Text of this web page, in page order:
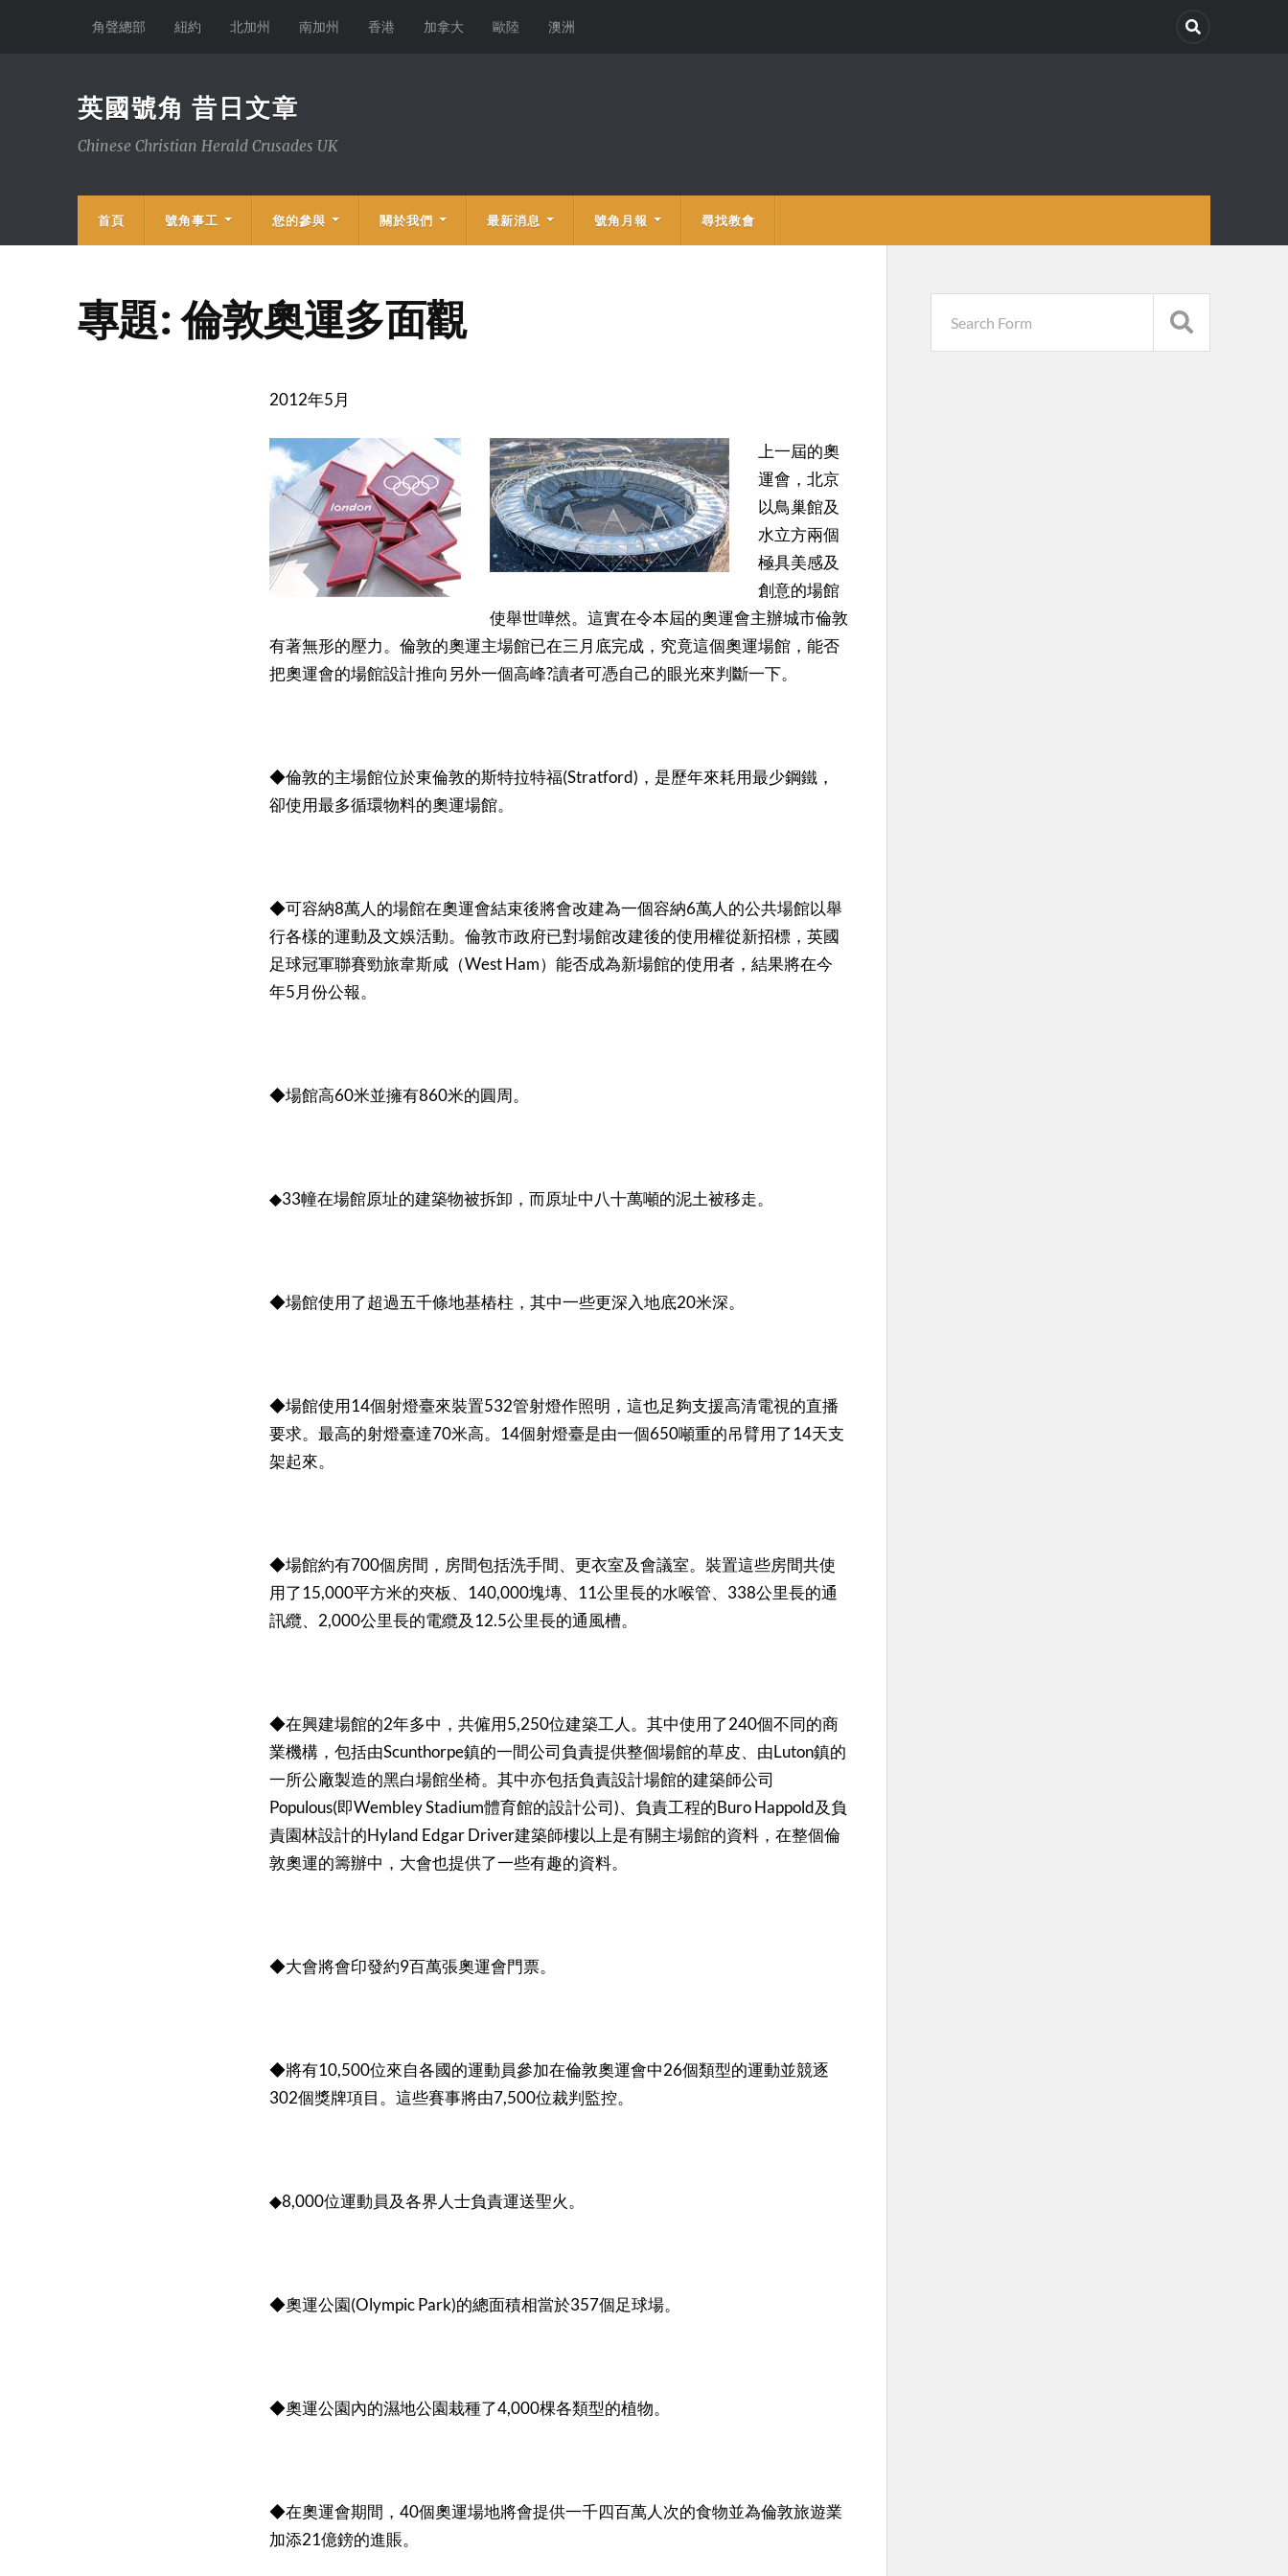
角聲總部 紐約 北加州 南加州 香港 加拿大 歐陸 澳洲
英國號角 昔日文章
Chinese Christian Herald Crusades UK
首頁 號角事工 您的參與 關於我們 最新消息 號角月報 尋找教會
專題: 倫敦奧運多面觀
2012年5月
上一屆的奧
運會，北京
以鳥巢館及
水立方兩個
極具美感及
創意的場館
使舉世嘩然。這實在令本屆的奧運會主辦城市倫敦
有著無形的壓力。倫敦的奧運主場館已在三月底完成，究竟這個奧運場館，能否
把奧運會的場館設計推向另外一個高峰?讀者可憑自己的眼光來判斷一下。
◆倫敦的主場館位於東倫敦的斯特拉特福(Stratford) ，是歷年來耗用最少鋼鐵，
卻使用最多循環物料的奧運場館。
◆可容納8萬人的場館在奧運會結束後將會改建為一個容納6萬人的公共場館以舉
行各樣的運動及文娛活動。倫敦市政府已對場館改建後的使用權從新招標，英國
足球冠軍聯賽勁旅韋斯咸（West Ham）能否成為新場館的使用者，結果將在今
年5 月份公報。
◆場館高60米並擁有860米的圓周。
◆33幢在場館原址的建築物被拆卸，而原址中八十萬噸的泥土被移走。
◆場館使用了超過五千條地基樁柱，其中一些更深入地底20米深。
◆場館使用 14個射燈臺來裝置532管射燈作照明，這也足夠支援高清電視的直播
要求。最高的射燈臺達70米高。 14個射燈臺是由一個650噸重的吊臂用了14天支
架起來。
◆場館約有700個房間，房間包括洗手間、更衣室及會議室。裝置這些房間共使
用了15,000平方米的夾板、 140,000塊塼、 11公里長的水喉管、 338公里長的通
訊纜、 2,000公里長的電纜及 12.5公里長的通風槽。
◆在興建場館的2年多中，共僱用 5,250位建築工人。其中使用了240個不同的商
業機構，包括由Scunthorpe鎮的一間公司負責提供整個場館的草皮、由Luton鎮的
一所公廠製造的黑白場館坐椅。其中亦包括負責設計場館的建築師公司
Populous(即Wembley Stadium體育館的設計公司 )、負責工程的Buro Happold及負
責園林設計的Hyland Edgar Driver建築師樓以上是有關主場館的資料，在整個倫
敦奧運的籌辦中，大會也提供了一些有趣的資料。
◆大會將會印發約9百萬張奧運會門票。
◆將有10,500位來自各國的運動員參加在倫敦奧運會中26個類型的運動並競逐
302個獎牌項目。這些賽事將由7,500位裁判監控。
◆8,000位運動員及各界人士負責運送聖火。
◆奧運公園(Olympic Park)的總面積相當於357個足球場。
◆奧運公園內的濕地公園栽種了4,000棵各類型的植物。
◆在奧運會期間， 40個奧運場地將會提供一千四百萬人次的食物並為倫敦旅遊業
加添21億鎊的進賬。